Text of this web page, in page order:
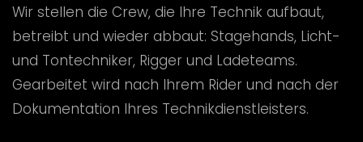
Wir stellen die Crew, die Ihre Technik aufbaut,
betreibt und wieder abbaut: Stagehands, Licht-
und Tontechniker, Rigger und Ladeteams.
Gearbeitet wird nach Ihrem Rider und nach der
Dokumentation Ihres Technikdienstleisters.